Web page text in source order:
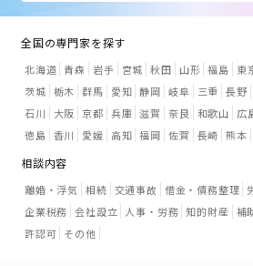
全国の専門家を探す
北海道 青森 岩手 宮城 秋田 山形 福島 東
茨城 栃木 群馬 愛知 静岡 岐阜 三重 長野
石川
大阪 京都 兵庫 滋賀 奈良 和歌山 広
徳島 香川 愛媛 高知 福岡 佐賀 長崎 熊本
相談内容
離婚・浮気 相続 交通事故 借金・債務整理
企業税務 会社設立 人事・労務 知的財産 補
許認可 その他